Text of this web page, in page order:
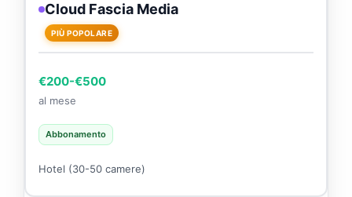
Cloud Fascia Media
PIÙ POPOLARE
€200-€500
al mese
Abbonamento
Hotel (30-50 camere)